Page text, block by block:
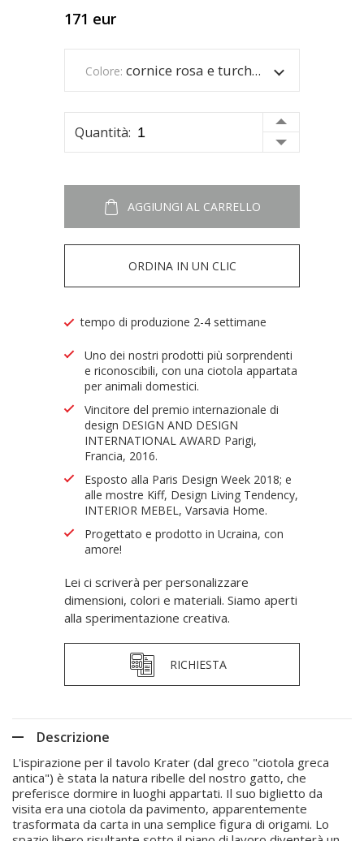
171 eur
Colore: cornice rosa e turchese
Quantità:
AGGIUNGI AL CARRELLO
ORDINA IN UN CLIC
tempo di produzione 2-4 settimane
Uno dei nostri prodotti più sorprendenti
e riconoscibili, con una ciotola appartata
per animali domestici.
Vincitore del premio internazionale di
design DESIGN AND DESIGN
INTERNATIONAL AWARD Parigi,
Francia, 2016.
Esposto alla Paris Design Week 2018; e
alle mostre Kiff, Design Living Tendency,
INTERIOR MEBEL, Varsavia Home.
Progettato e prodotto in Ucraina, con
amore!
Lei ci scriverà per personalizzare
dimensioni, colori e materiali. Siamo aperti
alla sperimentazione creativa.
RICHIESTA
Descrizione
L'ispirazione per il tavolo Krater (dal greco "ciotola greca
antica") è stata la natura ribelle del nostro gatto, che
preferisce dormire in luoghi appartati. Il suo biglietto da
visita era una ciotola da pavimento, apparentemente
trasformata da carta in una semplice figura di origami. Lo